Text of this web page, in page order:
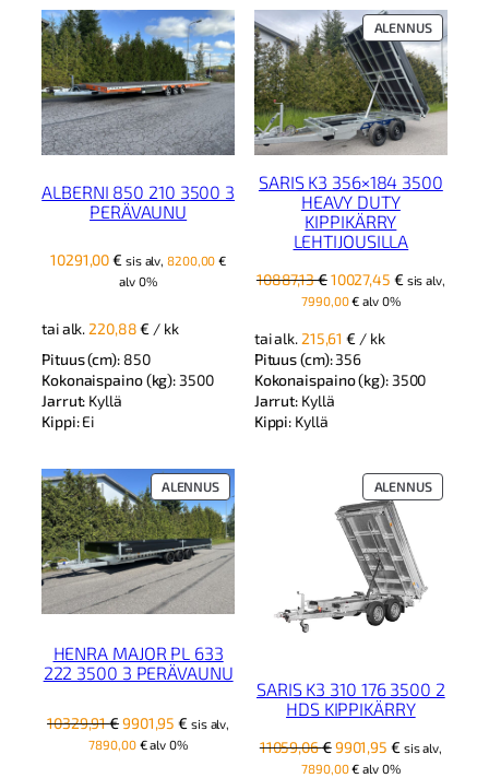
ALBERNI 850 210 3500 3
PERÄVAUNU
10291,00€ sis alv,8200,00€
alv 0%
tai alk. 220,88€ / kk
Pituus (cm): 850
Kokonaispaino (kg): 3500
Jarrut: Kyllä
Kippi:Ei
ALENNUSTUOTE
SARIS K3 356×184 3500
HEAVY DUTY
KIPPIKÄRRY
LEHTIJOUSILLA
10887,13€Alkuperäinen
hinta
10887,13 €.
10027,45 €Nykyinen
sis alv,
7990,00€ alv 0%
tai alk. 215,61€ / kk
Pituus (cm):356
Kokonaispaino (kg): 3500
Jarrut: Kyllä
Kippi: Kyllä
ALENNUSTUOTE
ALENNUKSESSA
HENRA MAJOR PL 633
222 3500 3 PERÄVAUNU
10329,91€Alkuperäinen
hinta
9901,95€ Nykyinen
hinta
sis alv,
7890,00 €alv 0%
ALENNUSTUOTE
SARIS K3 310 176 3500 2
HDS KIPPIKÄRRY
11059,06€Alkuperäinen
hinta
9901,95 €Nykyinen
hinta
sis alv,
7890,00€ alv 0%